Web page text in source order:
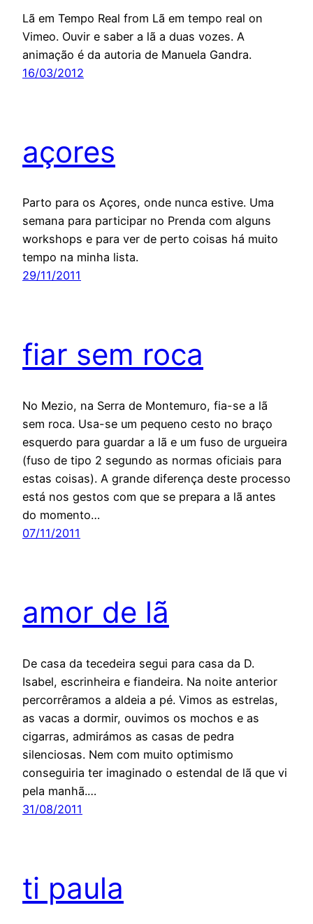
Lã em Tempo Real from Lã em tempo real on
Vimeo. Ouvir e saber a lã a duas vozes. A
animação é da autoria de Manuela Gandra.
16/03/2012
açores
Parto para os Açores, onde nunca estive. Uma
semana para participar no Prenda com alguns
workshops e para ver de perto coisas há muito
tempo na minha lista.
29/11/2011
fiar sem roca
No Mezio, na Serra de Montemuro, fia-se a lã
sem roca. Usa-se um pequeno cesto no braço
esquerdo para guardar a lã e um fuso de urgueira
(fuso de tipo 2 segundo as normas oficiais para
estas coisas). A grande diferença deste processo
está nos gestos com que se prepara a lã antes
do momento…
07/11/2011
amor de lã
De casa da tecedeira segui para casa da D.
Isabel, escrinheira e fiandeira. Na noite anterior
percorrêramos a aldeia a pé. Vimos as estrelas,
as vacas a dormir, ouvimos os mochos e as
cigarras, admirámos as casas de pedra
silenciosas. Nem com muito optimismo
conseguiria ter imaginado o estendal de lã que vi
pela manhã.…
31/08/2011
ti paula